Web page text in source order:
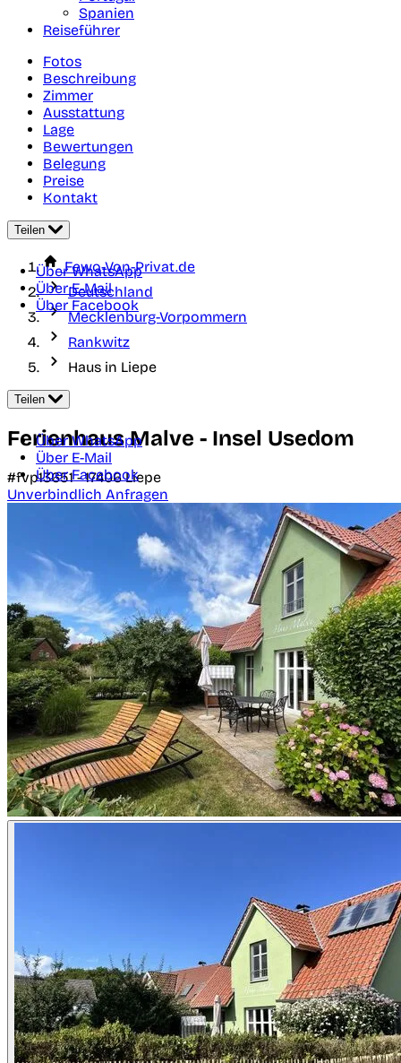
Spanien
Reiseführer
Fotos
Beschreibung
Zimmer
Ausstattung
Lage
Bewertungen
Belegung
Preise
Kontakt
Teilen
Über WhatsApp
Über E-Mail
Über Facebook
Fewo-Von-Privat.de
Deutschland
Mecklenburg-Vorpommern
Rankwitz
Haus in Liepe
Teilen
Über WhatsApp
Über E-Mail
Über Facebook
Ferienhaus Malve - Insel Usedom
#fvp13651 -17406Liepe
Unverbindlich Anfragen